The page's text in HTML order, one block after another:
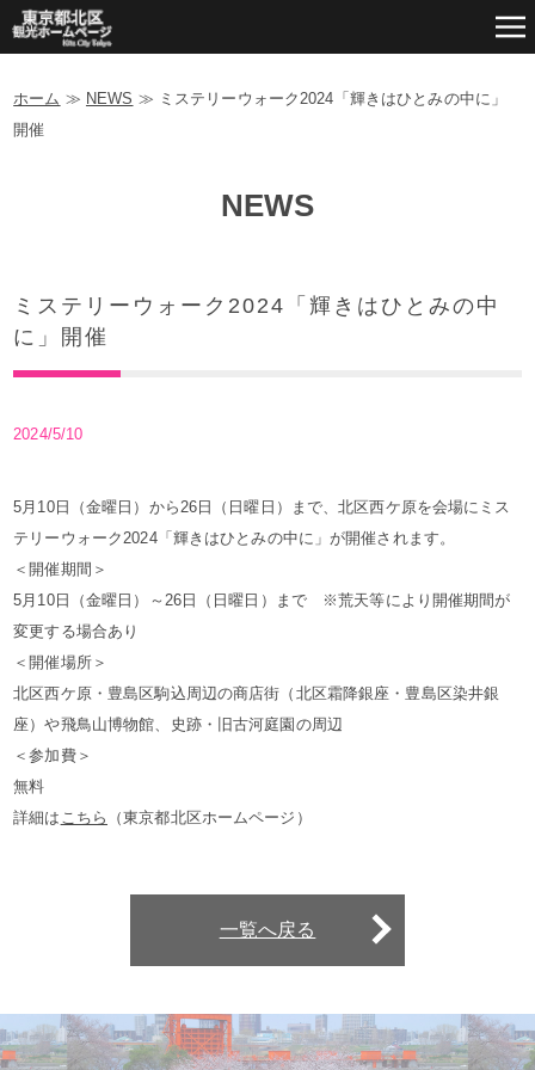
ホーム ≫ NEWS ≫ ミステリーウォーク2024「輝きはひとみの中に」
開催
NEWS
ミステリーウォーク2024「輝きはひとみの中
に」開催
2024/5/10
5月10日（金曜日）から26日（日曜日）まで、北区西ケ原を会場にミス
テリーウォーク2024「輝きはひとみの中に」が開催されます。
＜開催期間＞
5月10日（金曜日）～26日（日曜日）まで ※荒天等により開催期間が
変更する場合あり
＜開催場所＞
北区西ケ原・豊島区駒込周辺の商店街（北区霜降銀座・豊島区染井銀
座）や飛鳥山博物館、史跡・旧古河庭園の周辺
＜参加費＞
無料
詳細は こちら （東京都北区ホームページ）
一覧へ戻る